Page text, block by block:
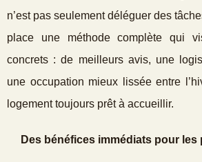
n’est pas seulement déléguer des
place une méthode complète qui
concrets : de meilleurs avis, une
une occupation mieux lissée entre
logement toujours prêt à accueillir.
Des bénéfices immédiats pour les